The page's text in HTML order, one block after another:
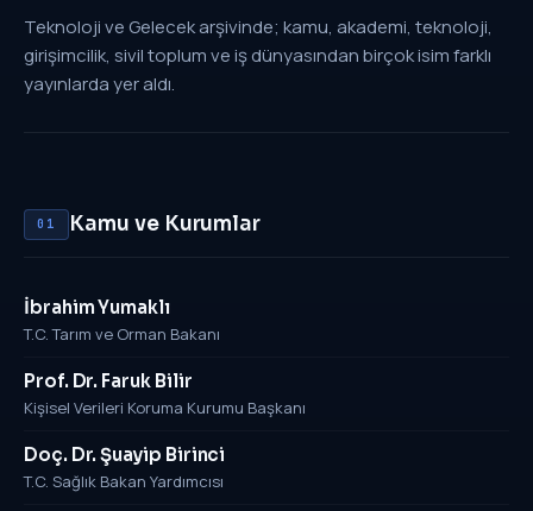
Teknoloji ve Gelecek arşivinde; kamu, akademi, teknoloji,
girişimcilik, sivil toplum ve iş dünyasından birçok isim farklı
yayınlarda yer aldı.
01 Kamu ve Kurumlar
İbrahim Yumaklı
T.C. Tarım ve Orman Bakanı
Prof. Dr. Faruk Bilir
Kişisel Verileri Koruma Kurumu Başkanı
Doç. Dr. Şuayip Birinci
T.C. Sağlık Bakan Yardımcısı